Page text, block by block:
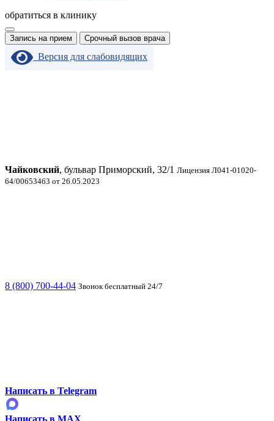
обратиться в клинику
Запись на прием Срочный вызов врача
Версия для слабовидящих
Чайковский, бульвар Приморский, 32/1 Лицензия Л041-01020-
64/00653463 от 26.05.2023
8 (800) 700-44-04 Звонок бесплатный 24/7
Написать в Telegram
Написать в MAX